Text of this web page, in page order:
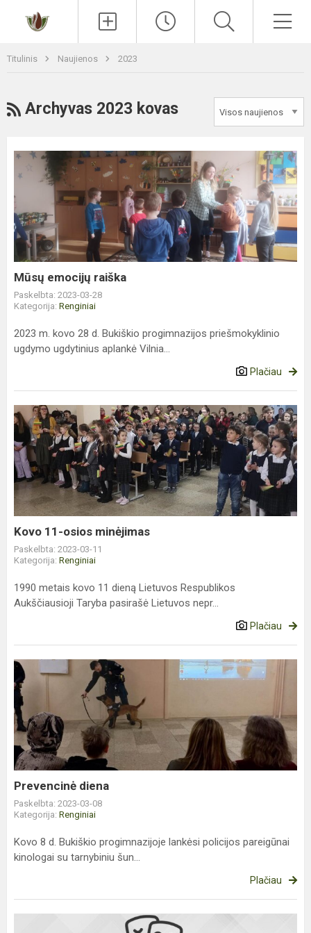
Titulinis Naujienos 2023
RSS
Archyvas 2023 kovas
Mūsų
emocijų
Mūsų emocijų raiška
Paskelbta: 2023-03-28
Kategorija: Renginiai
2023 m. kovo 28 d. Bukiškio progimnazijos priešmokyklinio
ugdymo ugdytinius aplankė Vilnia...
Plačiau
Kovo
11-
osios
minėjimas
Kovo 11-osios minėjimas
Paskelbta: 2023-03-11
Kategorija: Renginiai
1990 metais kovo 11 dieną Lietuvos Respublikos
Aukščiausioji Taryba pasirašė Lietuvos nepr...
Plačiau
Prevencinė
diena
Prevencinė diena
Paskelbta: 2023-03-08
Kategorija: Renginiai
Kovo 8 d. Bukiškio progimnazijoje lankėsi policijos pareigūnai
kinologai su tarnybiniu šun...
Plačiau